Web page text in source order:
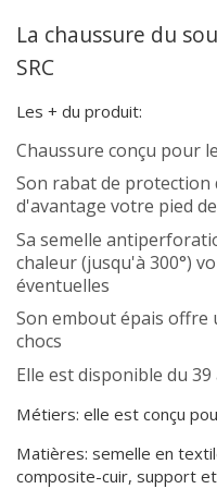
La chaussure du
SRC
Les + du produit:
Chaussure conçu pour
Son rabat de
d'avantage votre pied
Sa semelle
chaleur (jusqu'à 300°)
éventuelles
Son embout épais offre
chocs
Elle est disponible du
Métiers: elle est conçu
Matières: semelle en
composite-cuir, support